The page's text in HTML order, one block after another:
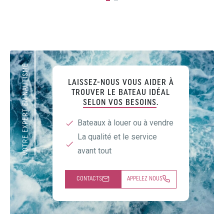
VOTRE EXPERT EN NAUTISME
LAISSEZ-NOUS VOUS AIDER À
TROUVER LE BATEAU IDÉAL
SELON VOS BESOINS.
Bateaux à louer ou à vendre
La qualité et le service
avant tout
CONTACTS APPELEZ NOUS